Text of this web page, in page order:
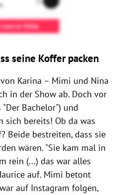
seine Koffer packen
Karina – Mimi und Nina
in der Show ab. Doch vor
Bachelor") und
sich bereits! Ob da was
Beide bestreiten, dass sie
wären. "Sie kam mal in
rein (...) das war alles
auf. Mimi betont
auf Instagram folgen,